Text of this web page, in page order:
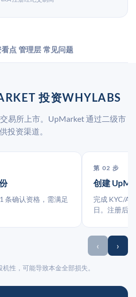
点 管理层 常见问题
投资WHYLABS
易所上市。UpMarket 通过二级市
投资渠道。
条确认资格，需满足
第 02 步
创建
完成 KYC/
日。注册后
‹ ›
性，可能导致本金全部损失。